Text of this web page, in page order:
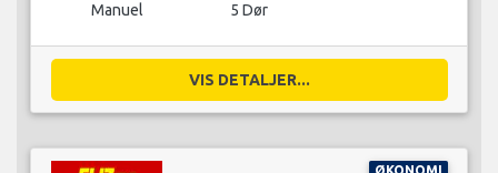
Manuel 5 Dør
VIS DETALJER...
ØKONOMI